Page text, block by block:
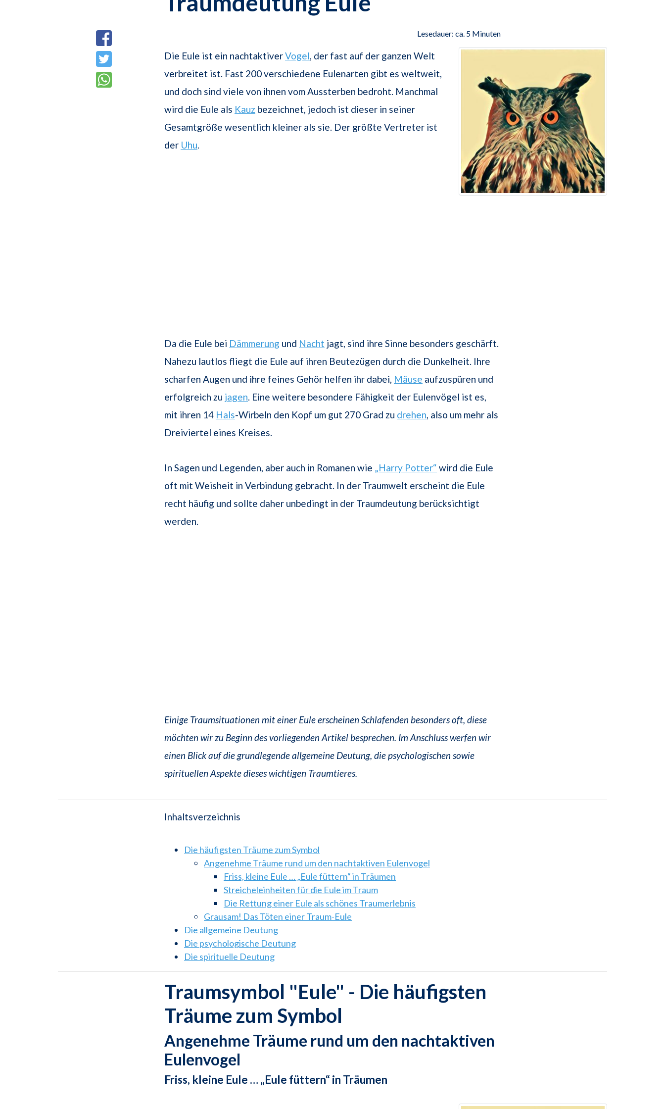
Lesedauer: ca. 5 Minuten
Die Eule ist ein nachtaktiverVogel, der fast auf der ganzen Welt
verbreitet ist. Fast 200 verschiedene Eulenarten gibt es weltweit,
und doch sind viele von ihnen vom Aussterben bedroht. Manchmal
wird die Eule als Kauz bezeichnet, jedoch ist dieser in seiner
Gesamtgröße wesentlich kleiner als sie. Der größte Vertreter ist
der Uhu.
Da die Eule bei Dämmerung und Nacht jagt, sind ihre Sinne besonders geschärft.
Nahezu lautlos fliegt die Eule auf ihren Beutezügen durch die Dunkelheit. Ihre
scharfen Augen und ihre feines Gehör helfen ihr dabei, Mäuse aufzuspüren und
erfolgreich zu jagen. Eine weitere besondere Fähigkeit der Eulenvögel ist es,
mit ihren 14 Hals-Wirbeln den Kopf um gut 270 Grad zu drehen, also um mehr als
Dreiviertel eines Kreises.
In Sagen und Legenden, aber auch in Romanen wie „Harry Potter“ wird die Eule
oft mit Weisheit in Verbindung gebracht. In der Traumwelt erscheint die Eule
recht häufig und sollte daher unbedingt in der Traumdeutung berücksichtigt
werden.
Einige Traumsituationen mit einer Eule erscheinen Schlafenden besonders oft, diese
möchten wir zu Beginn des vorliegenden Artikel besprechen. Im Anschluss werfen wir
einen Blick auf die grundlegende allgemeine Deutung, die psychologischen sowie
spirituellen Aspekte dieses wichtigen Traumtieres.
Inhaltsverzeichnis
Die häufigsten Träume zum Symbol
Angenehme Träume rund um den nachtaktiven Eulenvogel
Friss, kleine Eule … „Eule füttern“ in Träumen
Streicheleinheiten für die Eule im Traum
Die Rettung einer Eule als schönes Traumerlebnis
Grausam! Das Töten einer Traum-Eule
Die allgemeine Deutung
Die psychologische Deutung
Die spirituelle Deutung
Traumsymbol "Eule" - Die häufigsten
Träume zum Symbol
Angenehme Träume rund um den nachtaktiven
Eulenvogel
Friss, kleine Eule … „Eule füttern“ in Träumen